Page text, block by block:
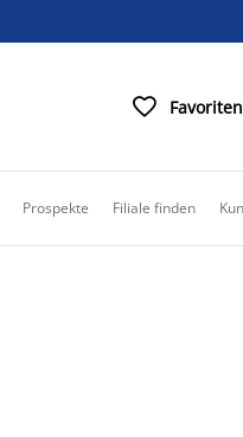
 Favoriten
Prospekte Filiale finden